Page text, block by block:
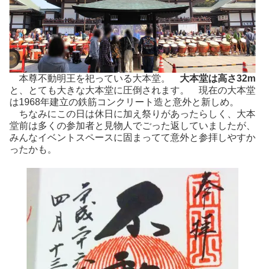
本尊不動明王を祀っている大本堂。 大本堂は高さ32m
と、とても大きな大本堂に圧倒されます。 現在の大本堂
は1968年建立の鉄筋コンクリート造と意外と新しめ。
ちなみにこの日は休日に加え祭りがあったらしく、大本
堂前は多くの参加者と見物人でごった返していましたが、
みんなイベントスペースに固まってて意外と参拝しやすか
ったかも。